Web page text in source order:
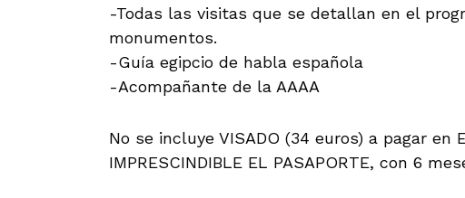
-Todas las visitas que se detallan en el
monumentos.
-Guía egipcio de habla española
-Acompañante de la AAAA
No se incluye VISADO (34 euros) a pagar en
IMPRESCINDIBLE EL PASAPORTE, con 6